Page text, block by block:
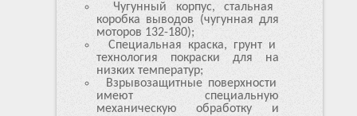
Чугунный корпус, стальная
коробка выводов (чугунная для
моторов 132-180);
Специальная краска, грунт и
технология покраски для на
низких температур;
Взрывозащитные поверхности
имеют специальную
механическую обработку и